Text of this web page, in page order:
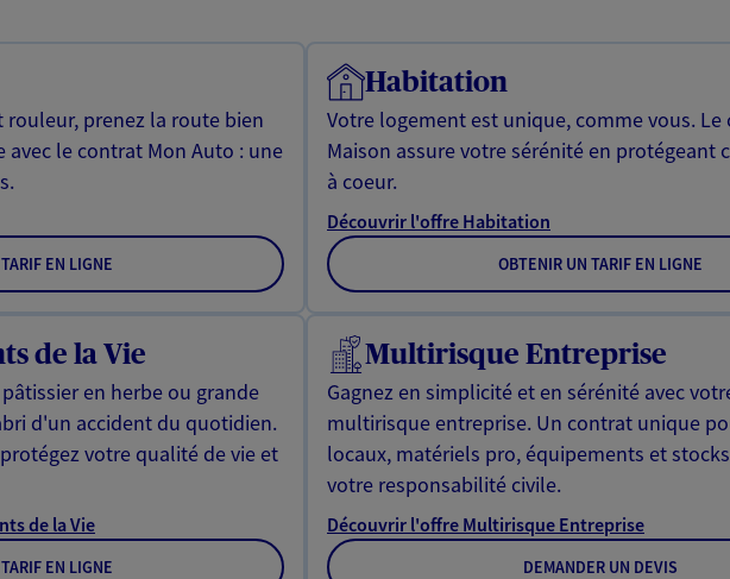
rouleur, prenez la route bien
avec le contrat Mon Auto : une
EN LIGNE
Habitation
Votre logement est unique, comme vous. Le
Maison assure votre sérénité en protégeant
à coeur.
Découvrir l'offre Habitation
OBTENIR UN TARIF EN LIGNE
de la Vie
en herbe ou grande
d'un accident du quotidien.
votre qualité de vie et
de la Vie
EN LIGNE
Multirisque Entreprise
Gagnez en simplicité et en sérénité avec
multirisque entreprise. Un contrat unique
locaux, matériels pro, équipements et
votre responsabilité civile.
Découvrir l'offre Multirisque Entreprise
DEMANDER UN DEVIS